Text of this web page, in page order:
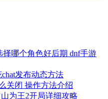
哪个角色好后期 dnf手游
发布动态方法
关闭 操作方法介绍
为王2开局详细攻略